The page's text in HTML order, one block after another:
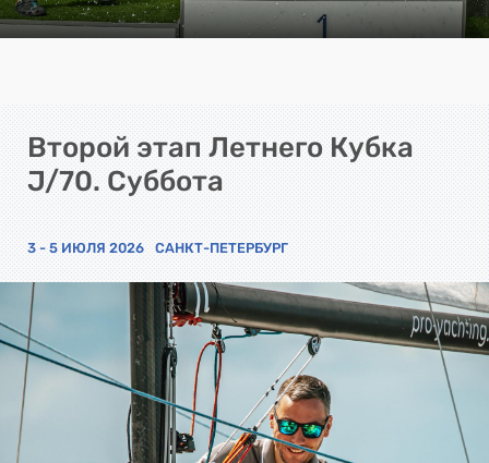
Второй этап Летнего Кубка
J/70. Суббота
3 - 5 ИЮЛЯ 2026 САНКТ-ПЕТЕРБУРГ